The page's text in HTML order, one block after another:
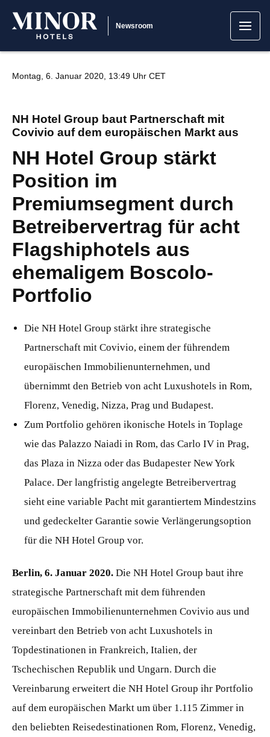
Newsroom
Montag, 6. Januar 2020, 13:49 Uhr CET
NH Hotel Group baut Partnerschaft mit
Covivio auf dem europäischen Markt aus
NH Hotel Group stärkt
Position im
Premiumsegment durch
Betreibervertrag für acht
Flagshiphotels aus
ehemaligem Boscolo-
Portfolio
Die NH Hotel Group stärkt ihre strategische
Partnerschaft mit Covivio, einem der führendem
europäischen Immobilienunternehmen, und
übernimmt den Betrieb von acht Luxushotels in Rom,
Florenz, Venedig, Nizza, Prag und Budapest.
Zum Portfolio gehören ikonische Hotels in Toplage
wie das Palazzo Naiadi in Rom, das Carlo IV in Prag,
das Plaza in Nizza oder das Budapester New York
Palace. Der langfristig angelegte Betreibervertrag
sieht eine variable Pacht mit garantiertem Mindestzins
und gedeckelter Garantie sowie Verlängerungsoption
für die NH Hotel Group vor.
Berlin, 6. Januar 2020. Die NH Hotel Group baut ihre
strategische Partnerschaft mit dem führenden
europäischen Immobilienunternehmen Covivio aus und
vereinbart den Betrieb von acht Luxushotels in
Topdestinationen in Frankreich, Italien, der
Tschechischen Republik und Ungarn. Durch die
Vereinbarung erweitert die NH Hotel Group ihr Portfolio
auf dem europäischen Markt um über 1.115 Zimmer in
den beliebten Reisedestinationen Rom, Florenz, Venedig,